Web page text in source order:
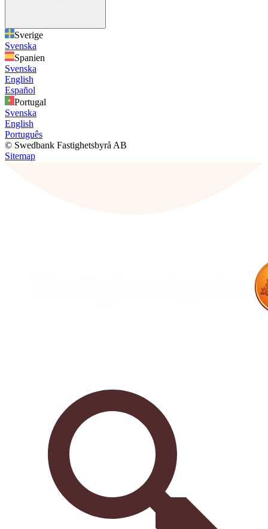
Sverige
Svenska
Spanien
Svenska
English
Español
Portugal
Svenska
English
Português
© Swedbank Fastighetsbyrå AB
Sitemap